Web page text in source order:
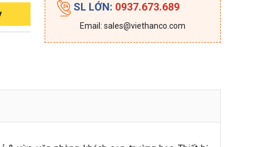
SL LỚN: 0937.673.689
Email: sales@viethanco.com